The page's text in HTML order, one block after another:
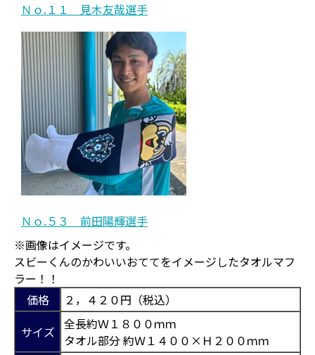
Ｎｏ.１１ 見木友哉選手
Ｎｏ.５３ 前田陽輝選手
※画像はイメージです。
スビーくんのかわいいおててをイメージしたタオルマフ
ラー！！
価格
２，４２０円（税込）
サイズ 全長約Ｗ１８００ｍｍ
タオル部分 約Ｗ１４００×Ｈ２００ｍｍ